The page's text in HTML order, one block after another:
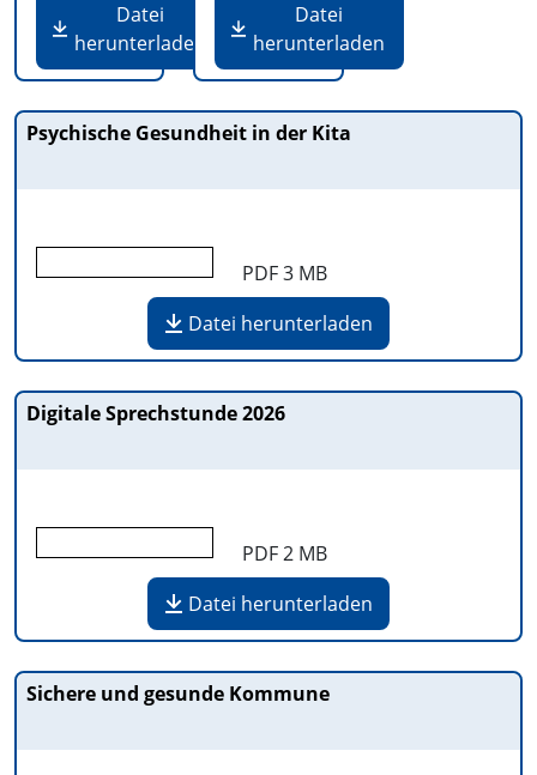
Datei
herunterladen
Datei
herunterladen
Psychische Gesundheit in der Kita
PDF3 MB
Datei herunterladen
Digitale Sprechstunde 2026
PDF2 MB
Datei herunterladen
Sichere und gesunde Kommune